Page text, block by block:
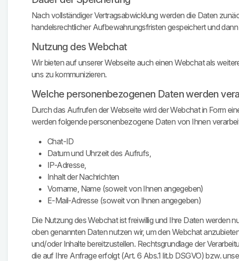
Nach vollständiger Vertragsabwicklung werden die Daten
handelsrechtlicher Aufbewahrungsfristen gespeichert und
Nutzung des Webchat
Wir bieten auf unserer Webseite auch einen Webchat als
uns zu kommunizieren.
Welche personenbezogenen Daten werden
Durch das Aufrufen der Webseite wird der Webchat in Form
werden folgende personenbezogene Daten von Ihnen
Chat-ID
Datum und Uhrzeit des Aufrufs,
IP-Adresse,
Inhalt der Nachrichten
Vorname, Name (soweit von Ihnen angegeben)
E-Mail-Adresse (soweit von Ihnen angegeben)
Die Nutzung des Webchat ist freiwillig und Ihre Daten werden
oben genannten Daten nutzen wir, um den Webchat
und/oder Inhalte bereitzustellen. Rechtsgrundlage der
die auf Ihre Anfrage erfolgt (Art. 6 Abs.1 lit.b DSGVO) bzw.